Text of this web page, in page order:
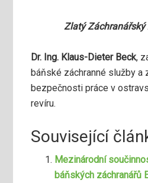
Zlatý Záchranářský
Dr. Ing. Klaus-Dieter Beck,
báňské záchranné služby a
bezpečnosti práce v
revíru.
Související
Mezinárodní
báňských záchranářů